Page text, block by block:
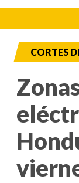
CORTES